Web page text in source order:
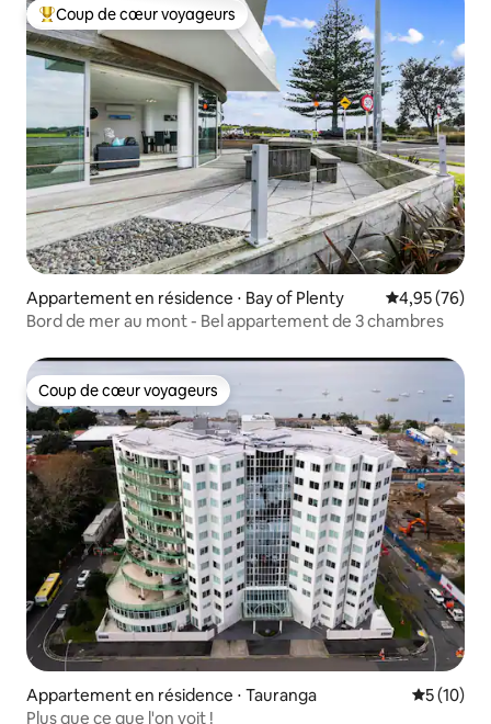
Coups de cœur voyageurs les plus appréciés
Coup de cœur voyageurs
Appartement en résidence ⋅ Bay of Plenty Évaluation
4,95 (76)
Bord de mer au mont - Bel appartement de 3 chambres
Coup de cœur voyageurs
Coup de cœur voyageurs
Appartement en résidence ⋅ Tauranga
5 (10)
Plus que ce que l'on voit !